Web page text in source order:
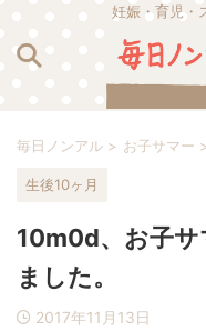
妊娠・育児・
毎日ノンアル > お子サマー >
生後10ヶ月
10m0d、お子サ
ました。
2017年11月13日